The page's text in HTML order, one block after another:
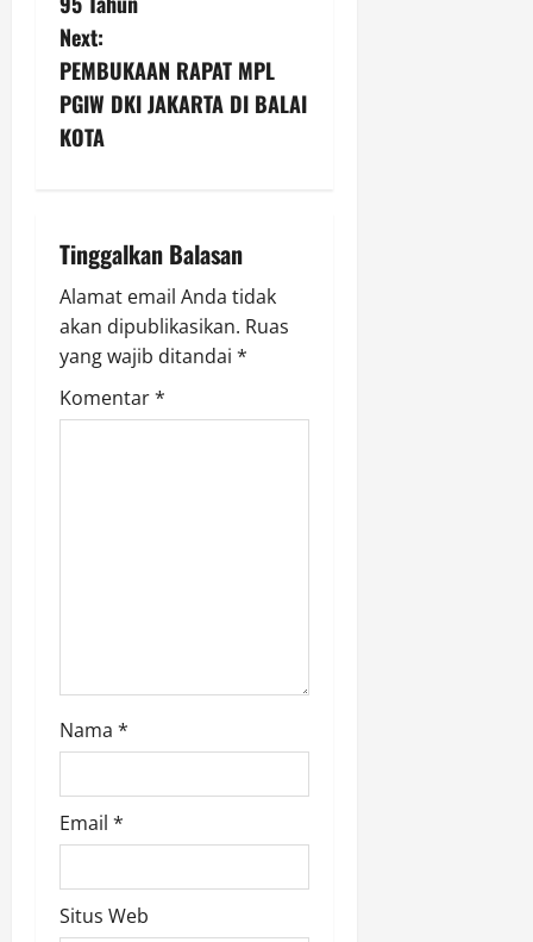
s
t
n
v
i
g
a
Next:
PEMBUKAAN RAPAT MPL
PGIW DKI JAKARTA DI BALAI
KOTA
Tinggalkan Balasan
Alamat email Anda tidak
akan dipublikasikan. Ruas
yang wajib ditandai *
Komentar*
Nama *
Email *
Situs Web